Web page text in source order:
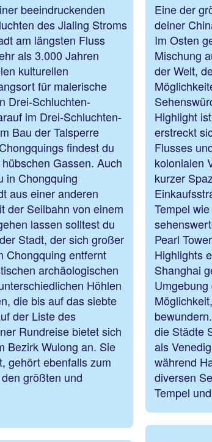
beeindruckenden
des Jialing Stroms
am längsten Fluss
als 3.000 Jahren
kulturellen
für malerische
Drei-Schluchten-
im Drei-Schluchten-
Bau der Talsperre
findest du
Gassen. Auch
in Chongquing
aus einer anderen
der Seilbahn von einem
lassen solltest du
Stadt, der sich großer
Chongquing entfernt
archäologischen
Höhlen
die bis auf das siebte
der Liste des
Rundreise bietet sich
Bezirk Wulong an. Sie
gehört ebenfalls zum
größten und
der Welt.
Eine der
deiner
Im Osten
Mischung
der Welt,
Highlight
erstreckt
Flusses
kolonialen
kurzer
Tempel
Pearl
Highlights
Shanghai
die Städte
als
während
diversen
Tempel